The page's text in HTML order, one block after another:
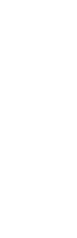
el kit perfecto para ti.